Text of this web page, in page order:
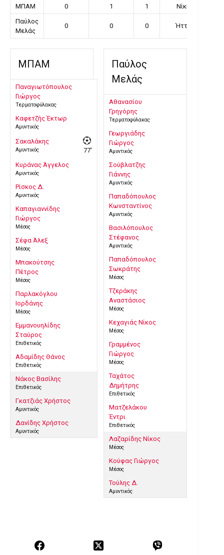
ΜΠΑΜ 0 1 1
Νίκη
Παύλος
Μελάς
0 0 0 Ήττα
ΜΠΑΜ
Παναγιωτόπουλος
Γιώργος
Τερματοφύλακας
Καφετζής Έκτωρ
Αμυντικός
Σακαλάκης
Αμυντικός
77'
Κυράνας Άγγελος
Αμυντικός
Ρίσκος Δ.
Αμυντικός
Καπαγιαννίδης
Γιώργος
Μέσος
Σέφα Άλεξ
Μέσος
Μπακούτσης
Πέτρος
Μέσος
Παρλακόγλου
Ιορδάνης
Μέσος
Εμμανουηλίδης
Σταύρος
Επιθετικός
Αδαμίδης Θάνος
Επιθετικός
Νάκος Βασίλης
Επιθετικός
Γκατζιάς Χρήστος
Αμυντικός
Δανίδης Χρήστος
Αμυντικός
Παύλος
Μελάς
Αθανασίου
Γρηγόρης
Τερματοφύλακας
Γεωργιάδης
Γιώργος
Αμυντικός
Σούβλατζης
Γιάννης
Αμυντικός
Παπαδόπουλος
Κωνσταντίνος
Αμυντικός
Βασιλόπουλος
Στέφανος
Αμυντικός
Παπαδόπουλος
Σωκράτης
Μέσος
Τζεράκης
Αναστάσιος
Μέσος
Κεχαγιάς Νίκος
Μέσος
Γραμμένος
Γιώργος
Μέσος
Ταχάτος
Δημήτρης
Επιθετικός
Ματζελάκου
Έντρι
Επιθετικός
Λαζαρίδης Νίκος
Μέσος
Κούφας Γιώργος
Μέσος
Τούλης Δ.
Αμυντικός